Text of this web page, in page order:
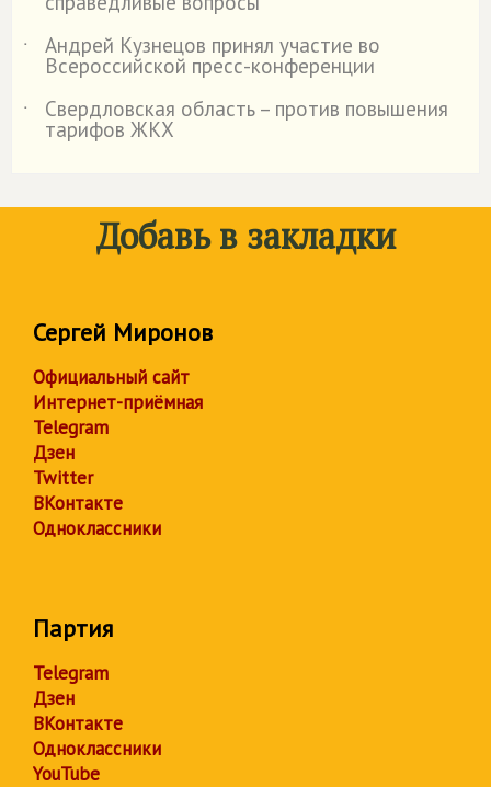
˙
Андрей Кузнецов принял участие во
Всероссийской пресс-конференции
˙
Свердловская область – против повышения
тарифов ЖКХ
Добавь в закладки
Сергей Миронов
Официальный сайт
Интернет-приёмная
Telegram
Дзен
Twitter
ВКонтакте
Одноклассники
Партия
Telegram
Дзен
ВКонтакте
Одноклассники
YouTube